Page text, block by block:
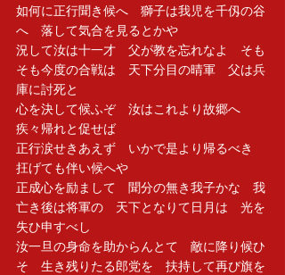
如何に正行聞き候へ　獅子は我児を千仭の谷
へ　落して気合を見るとかや
況して汝は十一才　父が教を忘れなよ　そも
そも今度の合戦は　天下分目の晴軍　父は兵
庫に討死と
心を決して候ふぞ　汝はこれより故郷へ
疾々帰れと促せば
正行涙せきあえず　いかで是より帰るべき
抂げても伴い候へや
正成心を励まして　聞分の無き我子かな　我
亡き後は将軍の　天下となりて日月は　光を
失ひ申すべし
汝一旦の身命を助からんとて　敵に降り候ひ
そ　生き残りたる郎党を　扶持して再び旗を